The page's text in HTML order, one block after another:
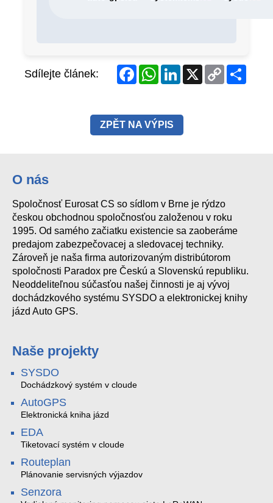
Sdílejte článek: FacebookWhatsAppLinkedInX
Copy
Link
ZPĚT NA VÝPIS
O nás
Spoločnosť Eurosat CS so sídlom v Brne je rýdzo
českou obchodnou spoločnosťou založenou v roku
1995. Od samého začiatku existencie sa zaoberáme
predajom zabezpečovacej a sledovacej techniky.
Zároveň je naša firma autorizovaným distribútorom
spoločnosti Paradox pre Českú a Slovenskú republiku.
Neoddeliteľnou súčasťou našej činnosti je aj vývoj
dochádzkového systému SYSDO a elektronickej knihy
jázd Auto GPS.
Naše projekty
SYSDO
Dochádzkový systém v cloude
AutoGPS
Elektronická kniha jázd
EDA
Tiketovací systém v cloude
Routeplan
Plánovanie servisných výjazdov
Senzora